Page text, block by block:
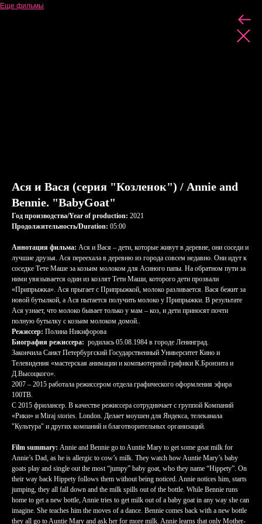
Еще фильмы
Ася и Вася (серия "Козленок") / Annie and
Bennie. "BabyGoat"
Год производства/Year of production: 2021
Продолжительность/Duration: 05:00
Аннотация фильма: Ася и Вася – дети, которые живут в деревне, они соседи и
лучшие друзья. Ася переехала в деревню из города совсем недавно. Они идут к
соседке Тете Маше за козьим молоком для Асиного папы. На обратном пути за
ними увязывается один из козлят Тети Маши, которого дети прозвали
«Припрыжка». Ася прыгает с Припрыжкой, молоко разливается. Вася бежит за
новой бутылкой, а Ася пытается получить молоко у Припрыжки. В результате
Ася узнает, что молоко бывает только у мам – коз, и дети приносят почти
полную бутылку с козьим молоком домой..
Режиссер: Полина Никифорова
Биография режиссера: родилась 05.08.1984 в городе Ленинград.
Закончила Санкт Петербургский Государственный Университет Кино и
Телевидения «мастерская анимации и компьютерной графики К.Бронзита и
Д.Высоцкого».
2007 – 2015 работала режиссером отдела графического оформления эфира
100ТВ.
C 2015 фрилансер. В качестве режиссера сотрудничает с группой Компаний
«Рики» и Miraj stories. London. Делает моушен для Яндекса, телеканала
"Культура" и других компаний и благотворительных организаций.
Film summary: Annie and Bennie go to Auntie Mary to get some goat milk for
Annie’s Dad, as he is allergic to cow’s milk. They watch how Auntie Mary’s baby
goats play and single out the most “jumpy” baby goat, who they name “Hippety”. On
their way back Hippety follows them without being noticed. Annie notices him, starts
jumping, they all fall down and the milk spills out of the bottle. While Bennie runs
home to get a new bottle, Annie tries to get milk out of a baby goat in any way she can
imagine. She teaches him the moves of a dance. Bennie comes back with a new bottle
they all go to Auntie Mary and ask her for more milk. Annie learns that only Mother-